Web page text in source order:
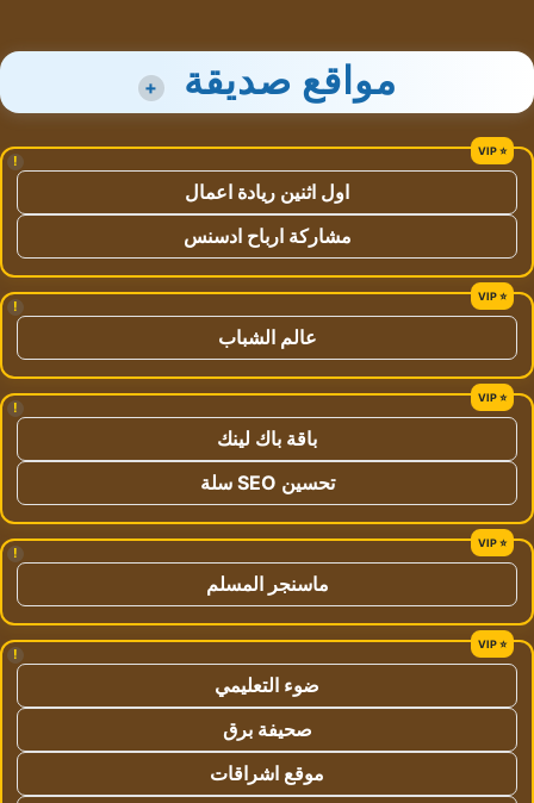
مواقع صديقة +
!
اول اثنين ريادة اعمال
مشاركة ارباح ادسنس
!
عالم الشباب
!
باقة باك لينك
تحسين SEO سلة
!
ماسنجر المسلم
!
ضوء التعليمي
صحيفة برق
موقع اشراقات